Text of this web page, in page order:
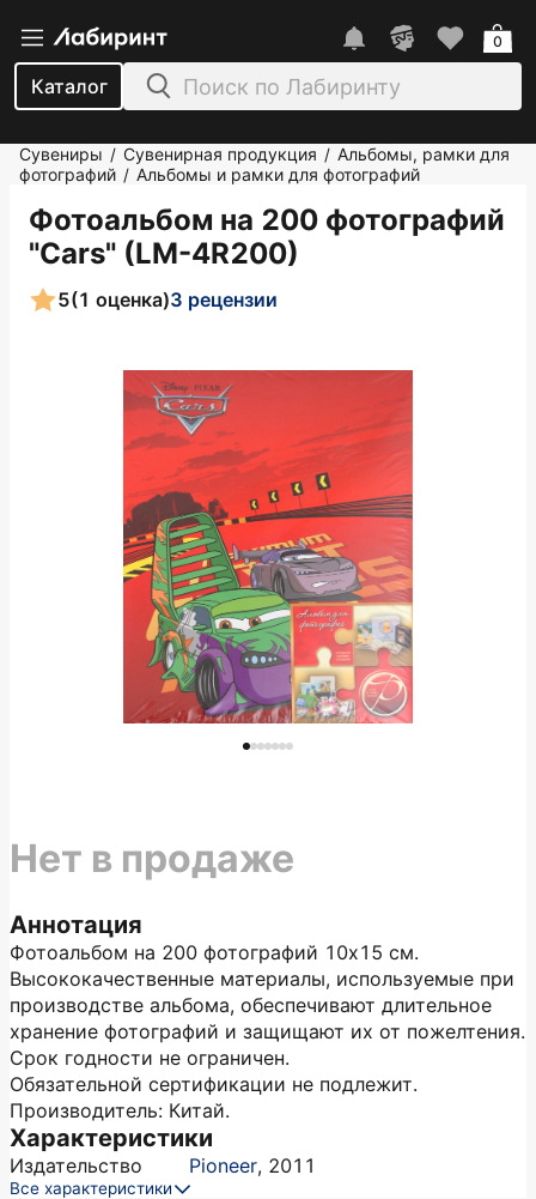
Каталог
0
Сувениры / Сувенирная продукция / Альбомы, рамки для
фотографий / Альбомы и рамки для фотографий
Фотоальбом на 200 фотографий
"Cars" (LM-4R200)
5(1 оценка)3 рецензии
Аннотация
Фотоальбом на 200 фотографий 10х15 см.
Высококачественные материалы, используемые при
производстве альбома, обеспечивают длительное
хранение фотографий и защищают их от пожелтения.
Срок годности не ограничен.
Обязательной сертификации не подлежит.
Производитель: Китай.
Характеристики
Издательство Pioneer, 2011
Все характеристики
Нет в продаже